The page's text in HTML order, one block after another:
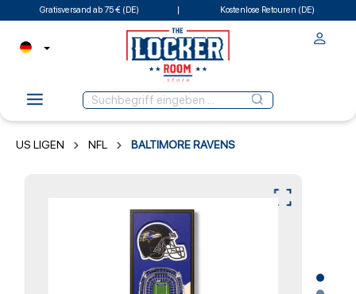
Gratisversand ab 75 € (DE) Kostenlose Retouren (DE)
US LIGEN NFL BALTIMORE RAVENS